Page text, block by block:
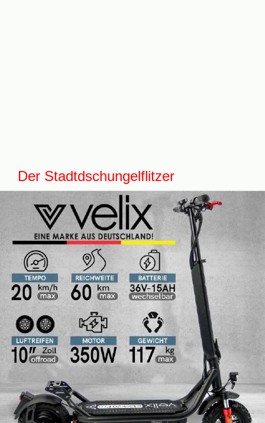
Der Stadtdschungelflitzer